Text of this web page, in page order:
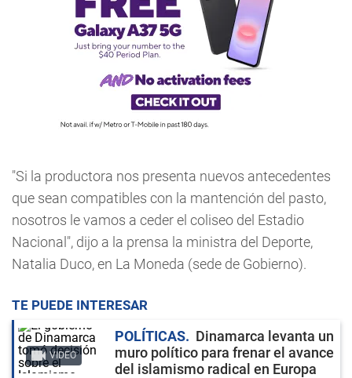
"Si la productora nos presenta nuevos antecedentes
que sean compatibles con la mantención del pasto,
nosotros le vamos a ceder el coliseo del Estadio
Nacional", dijo a la prensa la ministra del Deporte,
Natalia Duco, en La Moneda (sede de Gobierno).
TE PUEDE INTERESAR
VIDEO
POLÍTICAS
Dinamarca levanta un
muro político para frenar el avance
del islamismo radical en Europa